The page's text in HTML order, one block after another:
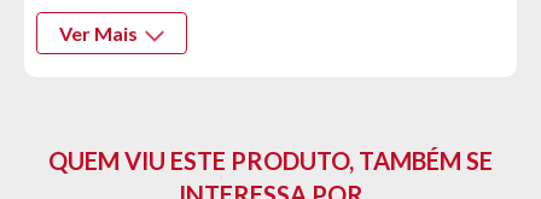
- Peso: 18kg
Garantia do Fornecedor: 3 meses.
Ver Mais
QUEM VIU ESTE PRODUTO, TAMBÉM SE